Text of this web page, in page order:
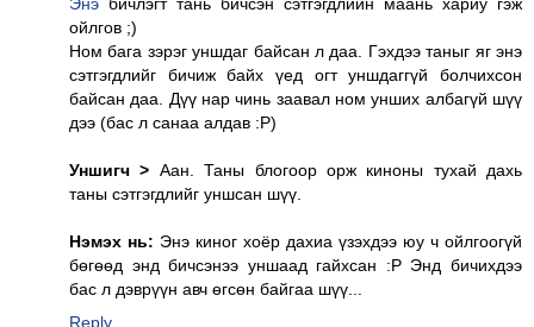
ойлгов ;)
Ном бага зэрэг уншдаг байсан л даа. Гэхдээ таныг яг энэ
сэтгэгдлийг бичиж байх үед огт уншдаггүй болчихсон
байсан даа. Дүү нар чинь заавал ном унших албагүй шүү
дээ (бас л санаа алдав :P)
Уншигч > Аан. Таны блогоор орж киноны тухай дахь
таны сэтгэгдлийг уншсан шүү.
Нэмэх нь: Энэ киног хоёр дахиа үзэхдээ юу ч ойлгоогүй
бөгөөд энд бичсэнээ уншаад гайхсан :P Энд бичихдээ
бас л дэврүүн авч өгсөн байгаа шүү...
Reply